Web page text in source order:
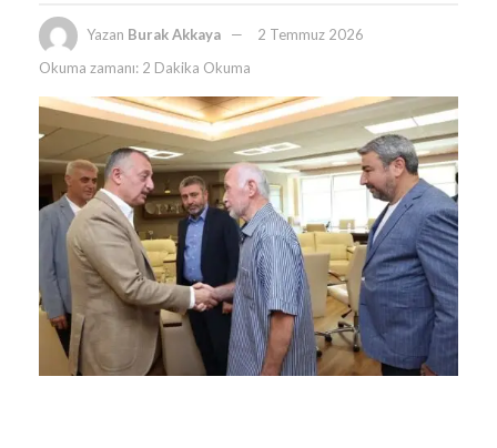
Yazan Burak Akkaya
2 Temmuz 2026
Okuma zamanı: 2 Dakika Okuma